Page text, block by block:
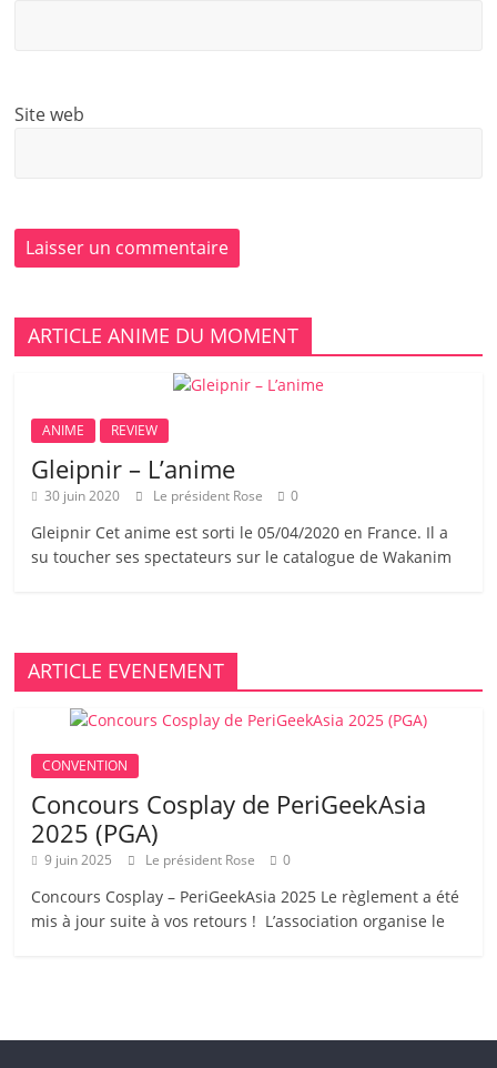
Site web
ARTICLE ANIME DU MOMENT
ANIME REVIEW
Gleipnir – L’anime
30 juin 2020 Le président Rose 0
Gleipnir Cet anime est sorti le 05/04/2020 en France. Il a
su toucher ses spectateurs sur le catalogue de Wakanim
ARTICLE EVENEMENT
CONVENTION
Concours Cosplay de PeriGeekAsia
2025 (PGA)
9 juin 2025 Le président Rose 0
Concours Cosplay – PeriGeekAsia 2025 Le règlement a été
mis à jour suite à vos retours ! L’association organise le